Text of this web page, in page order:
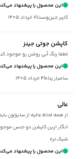
دارای بند قابل تنظیم
برند:جوتی جینز
نوع جیب:دو جیب مورب
کاپشن
نوع کاپشن:کلاه دار
زیر گروه:کاپشن
این محصول را پیشنهاد
کاربر جین‌وست|۷ خرداد ۱۴۰۵
کاپشن جوتی جینز
لطفا رنگ آبی روشن رو‌ موجود
این محصول را پیشنهاد
ساميار پناه|۴ خرداد ۱۴۰۵
عالی
از همه لحاظ عالیه از سایزتون
انگار ازین کاپشن دو جنس
شیک تره
این محصول را پیشنهاد